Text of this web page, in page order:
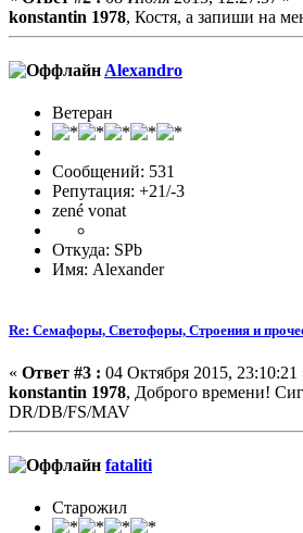
konstantin 1978, Костя, а запиши на
Alexandro
Ветеран
Сообщений: 531
Репутация: +21/-3
zené vonat
Откуда: SPb
Имя: Alexander
Re: Семафоры, Светофоры, Строения и
« Ответ #3 : 04 Октября 2015, 23:10:21
konstantin 1978, Доброго времени!
DR/DB/FS/MAV
fataliti
Старожил